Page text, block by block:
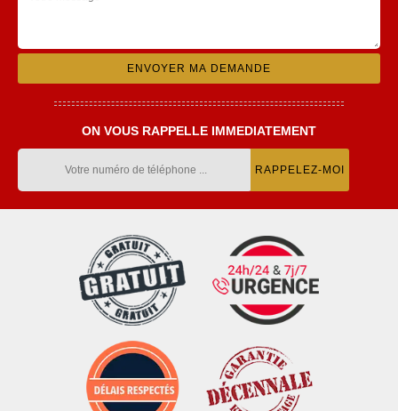
ON VOUS RAPPELLE IMMEDIATEMENT